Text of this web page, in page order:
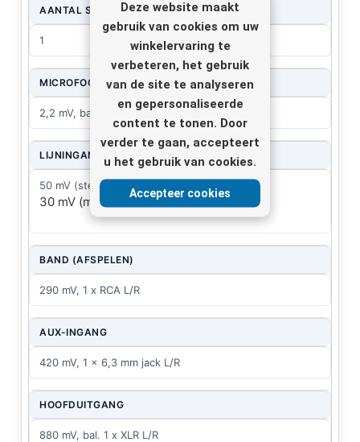
Deze website maakt
gebruik van cookies om uw
winkelervaring te
verbeteren, het gebruik
van de site te analyseren
en gepersonaliseerde
content te tonen. Door
verder te gaan, accepteert
u het gebruik van cookies.
Accepteer cookies
AANTAL STEREO
1
MICROFOONINGANG
2,2 mV, bal. 10 x XLR
LIJNINGANG
50 mV (stereo), 1 x 6,3 mm jack L/R
30 mV (mono), 10 x 6,3 mm jack
BAND (AFSPELEN)
290 mV, 1 x RCA L/R
AUX-INGANG
420 mV, 1 x 6,3 mm jack L/R
HOOFDUITGANG
880 mV, bal. 1 x XLR L/R